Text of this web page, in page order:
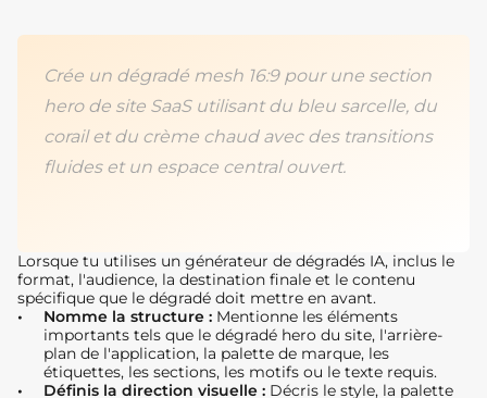
Crée un dégradé mesh 16:9 pour une section
hero de site SaaS utilisant du bleu sarcelle, du
corail et du crème chaud avec des transitions
fluides et un espace central ouvert.
Lorsque tu utilises un générateur de dégradés IA, inclus le
format, l'audience, la destination finale et le contenu
spécifique que le dégradé doit mettre en avant.
Nomme la structure : Mentionne les éléments
importants tels que le dégradé hero du site, l'arrière-
plan de l'application, la palette de marque, les
étiquettes, les sections, les motifs ou le texte requis.
Définis la direction visuelle : Décris le style, la palette